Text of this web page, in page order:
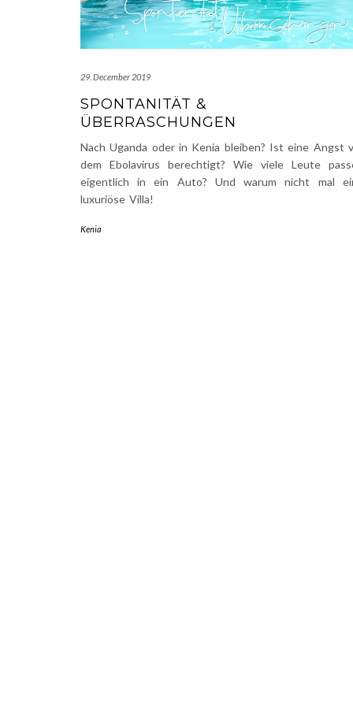
29. December 2019
SPONTANITÄT &
ÜBERRASCHUNGEN
Nach Uganda oder in Kenia bleiben? Ist eine Angst
dem Ebolavirus berechtigt? Wie viele Leute
eigentlich in ein Auto? Und warum nicht mal
luxuriöse Villa!
Kenia